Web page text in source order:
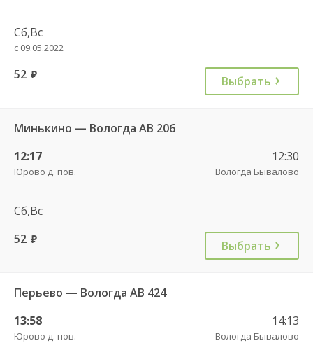
Сб,Вс
с 09.05.2022
52 руб. Выбрать
Минькино — Вологда АВ 206
12:17
Юрово д. пов.
12:30
Вологда Бывалово
Сб,Вс
52 руб. Выбрать
Перьево — Вологда АВ 424
13:58
Юрово д. пов.
14:13
Вологда Бывалово